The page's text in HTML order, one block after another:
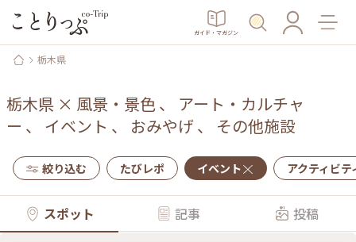
ガイド・マガジン
栃木県
栃木県 × 風景・景色、 アート・カルチャ
ー 、 イベント 、 おみやげ 、 その他施設
絞り込む たびレポ イベント アクティビテ
スポット 記事 投稿